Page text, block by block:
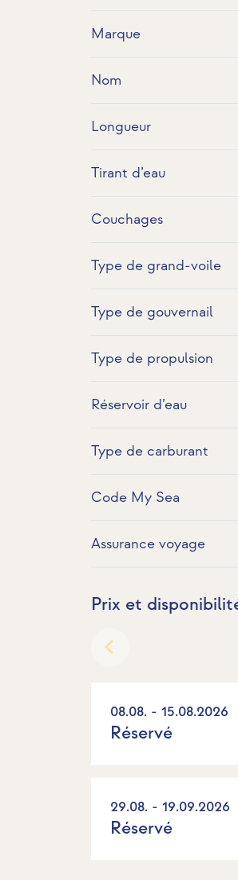
Marque
Nom
Longueur
Tirant d’eau
Couchages
Type de grand-voile
Type de gouvernail
Type de propulsion
Réservoir d’eau
Type de carburant
Code My Sea
Assurance voyage
Prix et
08.08. - 15.08.2026
Réservé
29.08. - 19.09.2026
Réservé